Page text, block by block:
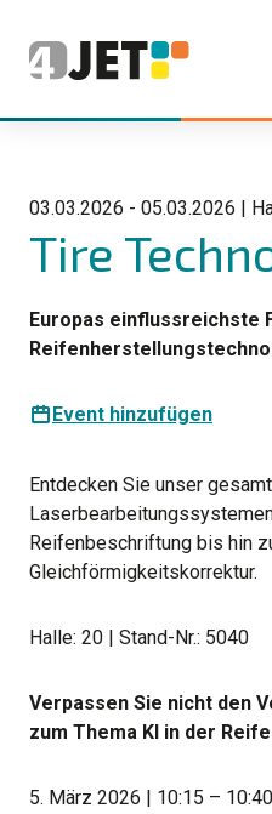
News & Events
03.03.2026 - 05.03.2026 |
Tire
Europas einflussreichste
Event hinzufügen
Entdecken Sie unser
Reifenbeschriftung bis hin
Gleichförmigkeitskorrektur.
Halle: 20 | Stand-Nr.: 5040
Verpassen Sie nicht den
zum Thema KI in der
5. März 2026 | 10:15 –